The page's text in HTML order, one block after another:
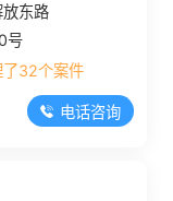
东路
号
了32个案件
电话咨询